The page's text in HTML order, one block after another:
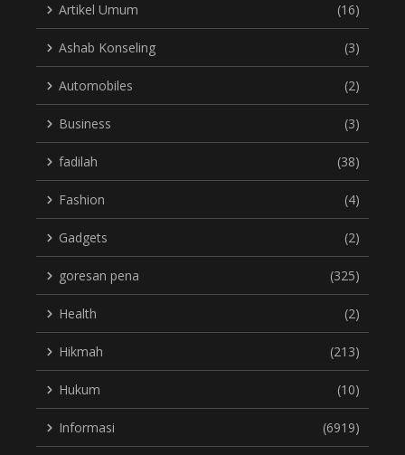
Artikel Umum (16)
Ashab Konseling (3)
Automobiles (2)
Business (3)
fadilah (38)
Fashion (4)
Gadgets (2)
goresan pena (325)
Health (2)
Hikmah (213)
Hukum (10)
Informasi (6919)